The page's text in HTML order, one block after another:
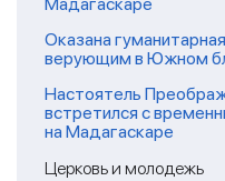
Мадагаскаре
Оказана
верующим в Южном
Настоятель
встретился с
на Мадагаскаре
Церковь и молодежь